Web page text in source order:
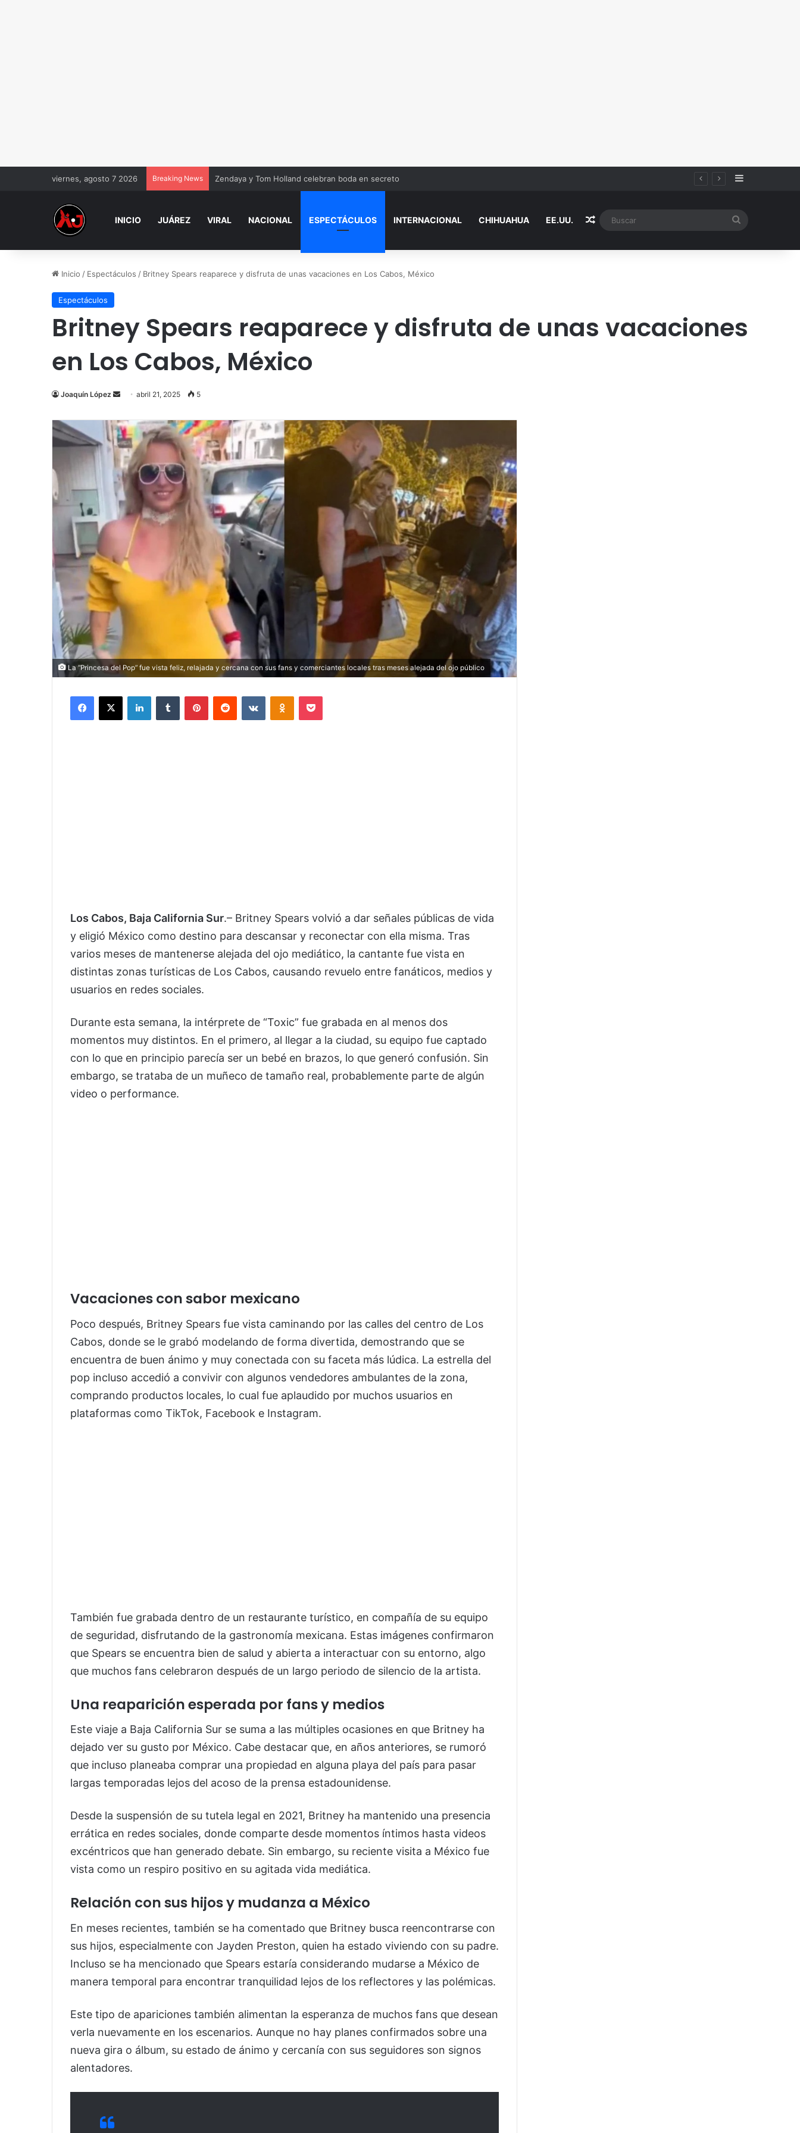
viernes, agosto 7 2026 Breaking News Zendaya y Tom Holland celebran boda en secreto Sidebar
INICIO JUÁREZ VIRAL NACIONAL ESPECTÁCULOS INTERNACIONAL CHIHUAHUA EE.UU. Random Article
Inicio / Espectáculos / Britney Spears reaparece y disfruta de unas vacaciones en Los Cabos, México
Espectáculos
Britney Spears reaparece y disfruta de unas vacaciones
en Los Cabos, México
Joaquín López
Send
email
abril 21, 2025 5
La “Princesa del Pop” fue vista feliz, relajada y cercana con sus fans y comerciantes locales tras meses alejada del ojo público
Facebook
X LinkedInTumblr PinterestReddit VKontakteOdnoklassniki
Pocket
Los Cabos, Baja California Sur.– Britney Spears volvió a dar señales públicas de vida
y eligió México como destino para descansar y reconectar con ella misma. Tras
varios meses de mantenerse alejada del ojo mediático, la cantante fue vista en
distintas zonas turísticas de Los Cabos, causando revuelo entre fanáticos, medios y
usuarios en redes sociales.
Durante esta semana, la intérprete de “Toxic” fue grabada en al menos dos
momentos muy distintos. En el primero, al llegar a la ciudad, su equipo fue captado
con lo que en principio parecía ser un bebé en brazos, lo que generó confusión. Sin
embargo, se trataba de un muñeco de tamaño real, probablemente parte de algún
video o performance.
Vacaciones con sabor mexicano
Poco después, Britney Spears fue vista caminando por las calles del centro de Los
Cabos, donde se le grabó modelando de forma divertida, demostrando que se
encuentra de buen ánimo y muy conectada con su faceta más lúdica. La estrella del
pop incluso accedió a convivir con algunos vendedores ambulantes de la zona,
comprando productos locales, lo cual fue aplaudido por muchos usuarios en
plataformas como TikTok, Facebook e Instagram.
También fue grabada dentro de un restaurante turístico, en compañía de su equipo
de seguridad, disfrutando de la gastronomía mexicana. Estas imágenes confirmaron
que Spears se encuentra bien de salud y abierta a interactuar con su entorno, algo
que muchos fans celebraron después de un largo periodo de silencio de la artista.
Una reaparición esperada por fans y medios
Este viaje a Baja California Sur se suma a las múltiples ocasiones en que Britney ha
dejado ver su gusto por México. Cabe destacar que, en años anteriores, se rumoró
que incluso planeaba comprar una propiedad en alguna playa del país para pasar
largas temporadas lejos del acoso de la prensa estadounidense.
Desde la suspensión de su tutela legal en 2021, Britney ha mantenido una presencia
errática en redes sociales, donde comparte desde momentos íntimos hasta videos
excéntricos que han generado debate. Sin embargo, su reciente visita a México fue
vista como un respiro positivo en su agitada vida mediática.
Relación con sus hijos y mudanza a México
En meses recientes, también se ha comentado que Britney busca reencontrarse con
sus hijos, especialmente con Jayden Preston, quien ha estado viviendo con su padre.
Incluso se ha mencionado que Spears estaría considerando mudarse a México de
manera temporal para encontrar tranquilidad lejos de los reflectores y las polémicas.
Este tipo de apariciones también alimentan la esperanza de muchos fans que desean
verla nuevamente en los escenarios. Aunque no hay planes confirmados sobre una
nueva gira o álbum, su estado de ánimo y cercanía con sus seguidores son signos
alentadores.